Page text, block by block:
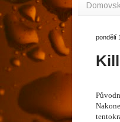
pondělí